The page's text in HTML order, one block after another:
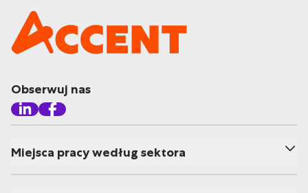
Obserwuj nas
Miejsca pracy według sektora